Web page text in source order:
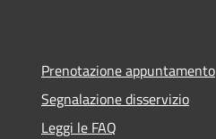
Prenotazione appuntamento
Segnalazione disservizio
Leggi le FAQ